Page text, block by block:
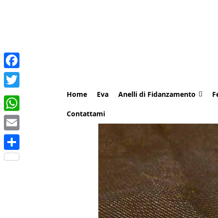
Home Eva Anelli di Fidanzamento
Contattami
Facebook
Twitter
WhatsApp
Email
Share